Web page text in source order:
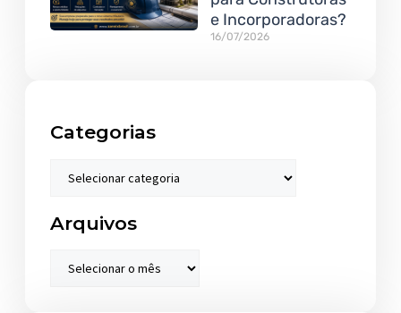
e Incorporadoras?
16/07/2026
Categorias
Arquivos